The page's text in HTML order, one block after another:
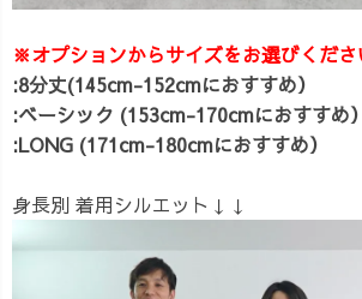
※オプションからサイズをお選びくださ
:8分丈(145cm-152cmにおすすめ）
:ベーシック (153cm-170cmにおすすめ）
:LONG (171cm-180cmにおすすめ）
身長別 着用シルエット↓↓